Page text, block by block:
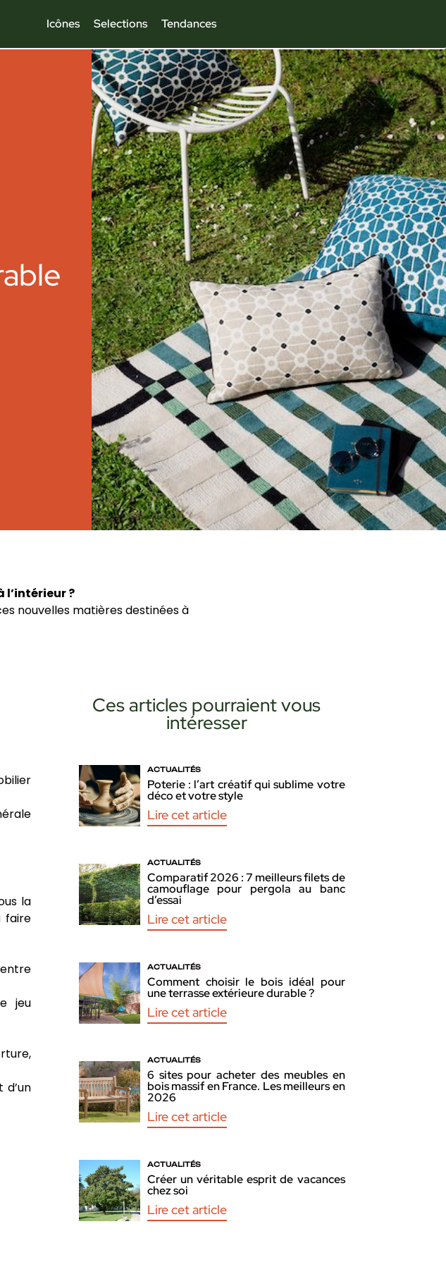
Icônes Selections Tendances
l’intérieur ?
nouvelles matières destinées à
la
faire
jeu
Ces articles pourraient vous
intéresser
ACTUALITÉS
Poterie : l’art créatif qui sublime votre
déco et votre style
Lire cet article
ACTUALITÉS
Comparatif 2026 : 7 meilleurs filets de
camouflage pour pergola au banc
d’essai
Lire cet article
ACTUALITÉS
Comment choisir le bois idéal pour
une terrasse extérieure durable ?
Lire cet article
ACTUALITÉS
6 sites pour acheter des meubles en
bois massif en France. Les meilleurs en
2026
Lire cet article
ACTUALITÉS
Créer un véritable esprit de vacances
chez soi
Lire cet article